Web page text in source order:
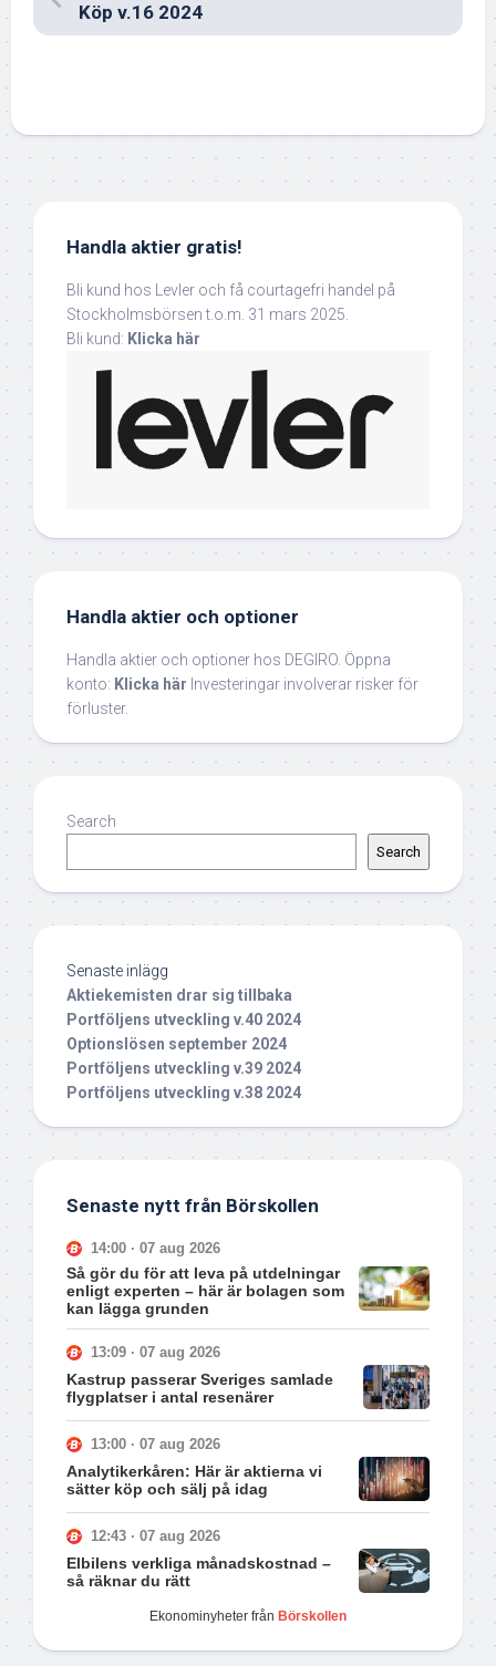
Köp v.16 2024
Handla aktier gratis!
Bli kund hos Levler och få courtagefri handel på
Stockholmsbörsen t.o.m. 31 mars 2025.
Bli kund: Klicka här
Handla aktier och optioner
Handla aktier och optioner hos DEGIRO. Öppna
konto: Klicka här Investeringar involverar risker för
förluster.
Search
Search
Senaste inlägg
Aktiekemisten drar sig tillbaka
Portföljens utveckling v.40 2024
Optionslösen september 2024
Portföljens utveckling v.39 2024
Portföljens utveckling v.38 2024
Senaste nytt från Börskollen
14:00 · 07 aug 2026
Så gör du för att leva på utdelningar
enligt experten – här är bolagen som
kan lägga grunden
13:09 · 07 aug 2026
Kastrup passerar Sveriges samlade
flygplatser i antal resenärer
13:00 · 07 aug 2026
Analytikerkåren: Här är aktierna vi
sätter köp och sälj på idag
12:43 · 07 aug 2026
Elbilens verkliga månadskostnad –
så räknar du rätt
Ekonominyheter från Börskollen